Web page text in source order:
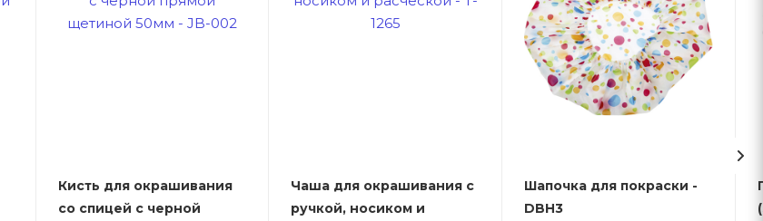
Кисть для окрашивания
со спицей с черной
Чаша для окрашивания с
ручкой, носиком и
Шапочка для покраски -
DBH3